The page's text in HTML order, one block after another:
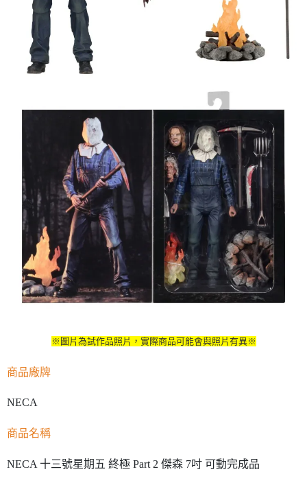
※圖片為試作品照片，實際商品可能會與照片有異※
商品廠牌
NECA
商品名稱
NECA 十三號星期五 終極 Part 2 傑森 7吋 可動完成品